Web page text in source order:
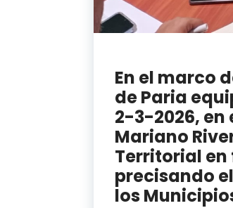
En el marco
de Paria
2-3-2026, en
Mariano
Territorial en
precisando
los